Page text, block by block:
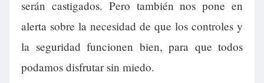
serán castigados. Pero también nos pone en
alerta sobre la necesidad de que los controles y
la seguridad funcionen bien, para que todos
podamos disfrutar sin miedo.